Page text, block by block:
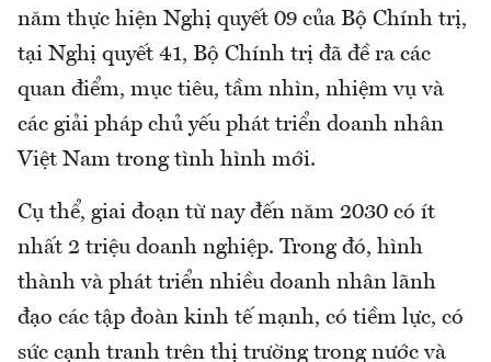
năm thực hiện Nghị quyết 09 của Bộ Chính trị,
tại Nghị quyết 41, Bộ Chính trị đã đề ra các
quan điểm, mục tiêu, tầm nhìn, nhiệm vụ và
các giải pháp chủ yếu phát triển doanh nhân
Việt Nam trong tình hình mới.
Cụ thể, giai đoạn từ nay đến năm 2030 có ít
nhất 2 triệu doanh nghiệp. Trong đó, hình
thành và phát triển nhiều doanh nhân lãnh
đạo các tập đoàn kinh tế mạnh, có tiềm lực, có
sức cạnh tranh trên thị trường trong nước và